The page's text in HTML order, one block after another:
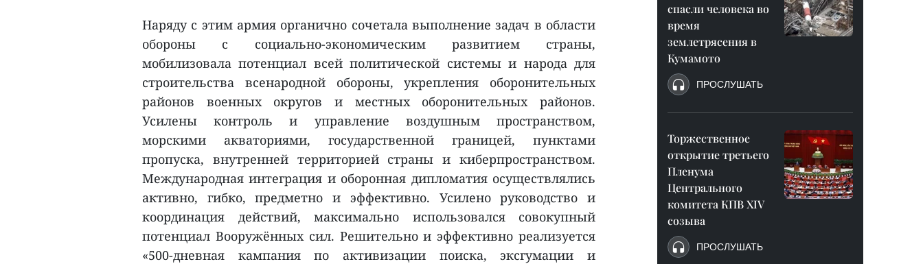
Наряду с этим армия органично сочетала выполнение задач в области
обороны с социально-экономическим развитием страны,
мобилизовала потенциал всей политической системы и народа для
строительства всенародной обороны, укрепления оборонительных
районов военных округов и местных оборонительных районов.
Усилены контроль и управление воздушным пространством,
морскими акваториями, государственной границей, пунктами
пропуска, внутренней территорией страны и киберпространством.
Международная интеграция и оборонная дипломатия осуществлялись
активно, гибко, предметно и эффективно. Усилено руководство и
координация действий, максимально использовался совокупный
потенциал Вооружённых сил. Решительно и эффективно реализуется
«500-дневная кампания по активизации поиска, эксгумации и
спасли человека во
время
землетрясения в
Кумамото
ПРОСЛУШАТЬ
Торжественное
открытие третьего
Пленума
Центрального
комитета КПВ XIV
созыва
ПРОСЛУШАТЬ